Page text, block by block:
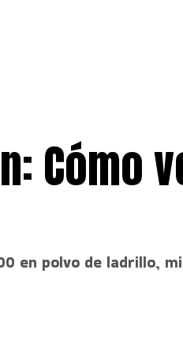
Cómo
en polvo de ladrillo,